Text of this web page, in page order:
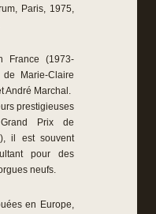
Paris, 1975,
France (1973-
Marie-Claire
André Marchal.
prestigieuses
Prix de
il est souvent
pour des
neufs.
en Europe,